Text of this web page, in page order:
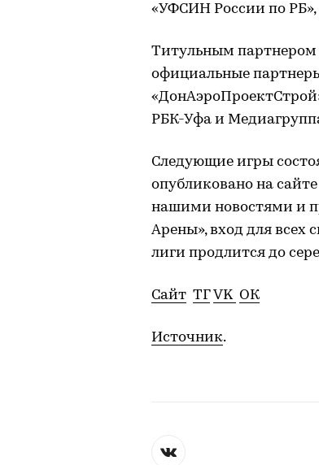
«УФСИН России по РБ»,
Титульным партнером
официальные
РБК-Уфа и
Следующие игры
опубликовано на
нашими новостями и
Арены», вход для всех
лиги продлится до
Сайт TГ VK ОК
Источник.